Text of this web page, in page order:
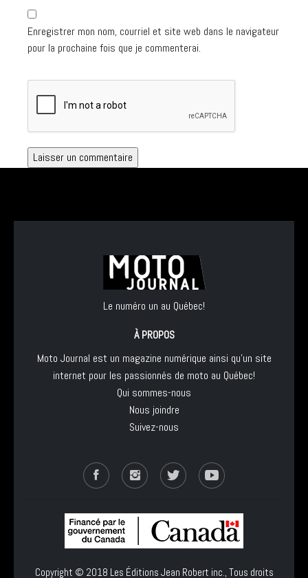
Enregistrer mon nom, courriel et site web dans le navigateur
pour la prochaine fois que je commenterai.
Le numéro un au Québec!
À PROPOS
Moto Journal est un magazine numérique ainsi qu'un site
internet pour les passionnés de moto au Québec!
Qui sommes-nous
Nous joindre
Suivez-nous
Copyright © 2018 Les Éditions Jean Robert inc., Tous droits